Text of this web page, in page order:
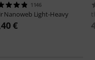
1146
Nanoweb Light-Heavy
€